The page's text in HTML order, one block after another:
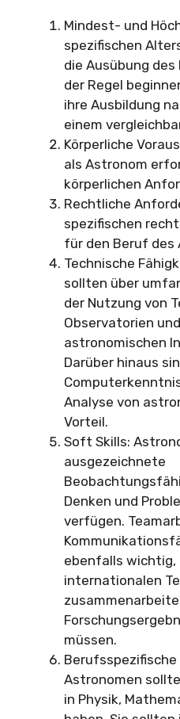
Mindest- und
spezifischen
die Ausübung
der Regel
ihre Ausbildung
einem
Körperliche
als Astronom
körperlichen
Rechtliche
spezifischen
für den Beruf des
Technische
sollten über
der Nutzung von
Observatorien
astronomischen
Darüber hinaus
Analyse von
Vorteil.
Soft Skills:
ausgezeichnete
Denken und
verfügen.
ebenfalls
internationalen
müssen.
Berufsspezifische
Astronomen
in Physik,